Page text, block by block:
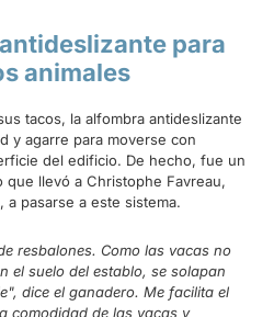
para
animales
tacos, la alfombra antideslizante
y agarre para moverse con
del edificio. De hecho, fue un
que llevó a Christophe Favreau,
pasarse a este sistema.
resbalones. Como las vacas no
el suelo del establo, se solapan
dice el ganadero. Me facilita el
comodidad de las vacas y